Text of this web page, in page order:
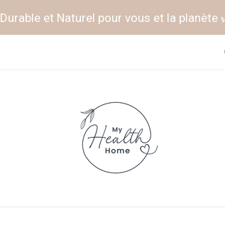
Durable et Naturel pour vous et la planète